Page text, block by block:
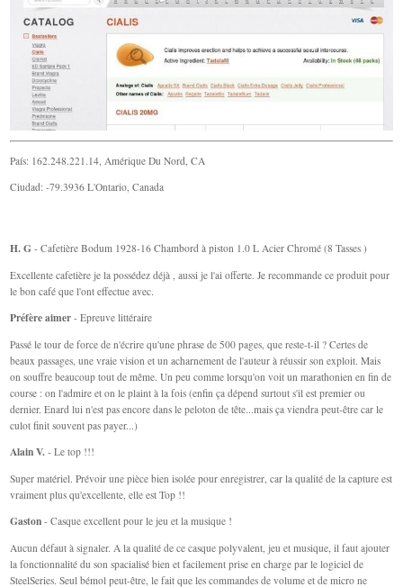
País: 162.248.221.14, Amérique Du Nord, CA
Ciudad: -79.3936 L'Ontario, Canada
H. G - Cafetière Bodum 1928-16 Chambord à piston 1.0 L Acier Chromé (8 Tasses )
Excellente cafetière je la possédez déjà , aussi je l'ai offerte. Je recommande ce produit pour
le bon café que l'ont effectue avec.
Préfère aimer - Epreuve littéraire
Passé le tour de force de n'écrire qu'une phrase de 500 pages, que reste-t-il ? Certes de
beaux passages, une vraie vision et un acharnement de l'auteur à réussir son exploit. Mais
on souffre beaucoup tout de même. Un peu comme lorsqu'on voit un marathonien en fin de
course : on l'admire et on le plaint à la fois (enfin ça dépend surtout s'il est premier ou
dernier. Enard lui n'est pas encore dans le peloton de tête...mais ça viendra peut-être car le
culot finit souvent pas payer...)
Alain V. - Le top !!!
Super matériel. Prévoir une pièce bien isolée pour enregistrer, car la qualité de la capture est
vraiment plus qu'excellente, elle est Top !!
Gaston - Casque excellent pour le jeu et la musique !
Aucun défaut à signaler. A la qualité de ce casque polyvalent, jeu et musique, il faut ajouter
la fonctionnalité du son spacialisé bien et facilement prise en charge par le logiciel de
SteelSeries. Seul bémol peut-être, le fait que les commandes de volume et de micro ne